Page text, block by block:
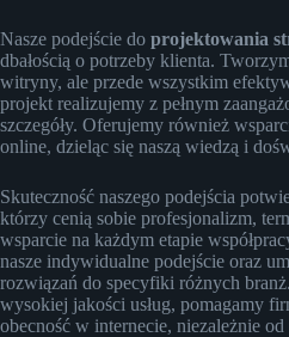
Nasze podejście do projektowania
dbałością o potrzeby klienta.
witryny, ale przede wszystkim
projekt realizujemy z pełnym
szczegóły. Oferujemy również
online, dzieląc się naszą wiedzą i
Skuteczność naszego podejścia
którzy cenią sobie profesjonalizm,
wsparcie na każdym etapie
nasze indywidualne podejście oraz
rozwiązań do specyfiki różnych
wysokiej jakości usług, pomagamy
obecność w internecie, niezależnie